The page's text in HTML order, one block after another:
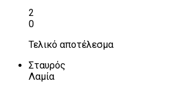
2
0
Τελικό αποτέλεσμα
Σταυρός
Λαμία